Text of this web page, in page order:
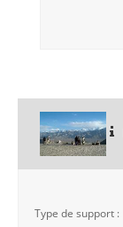
Type de support :